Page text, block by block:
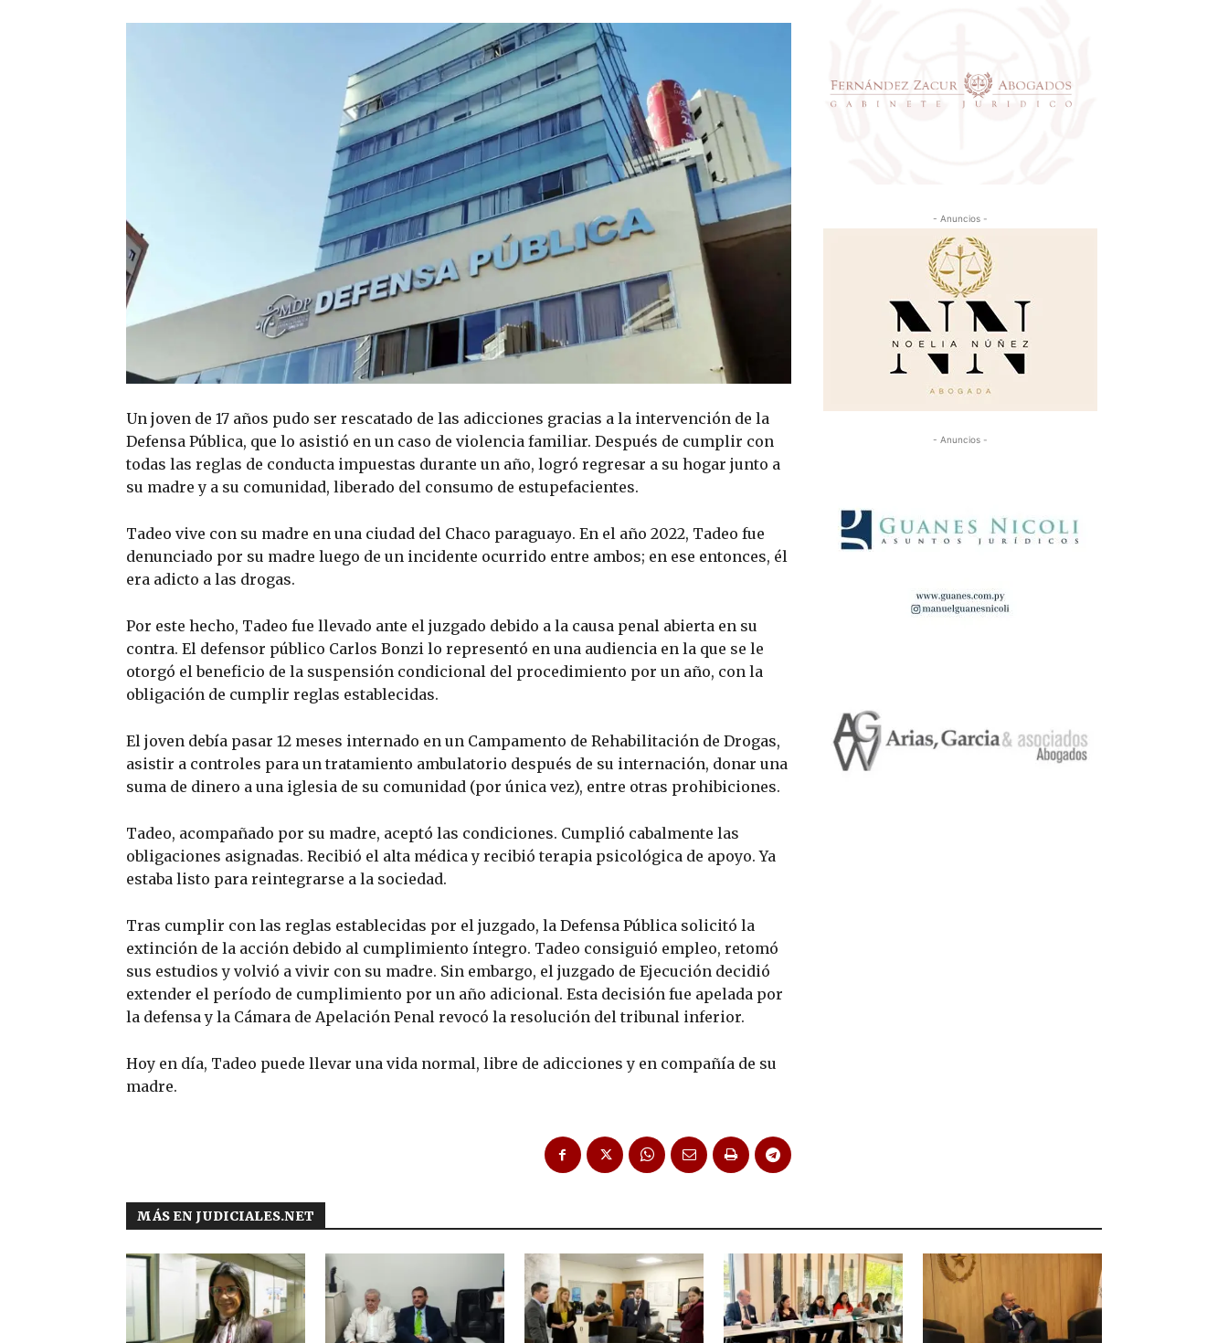
Un joven de 17 años pudo ser rescatado de las adicciones gracias a la intervención de la
Defensa Pública, que lo asistió en un caso de violencia familiar. Después de cumplir con
todas las reglas de conducta impuestas durante un año, logró regresar a su hogar junto a
su madre y a su comunidad, liberado del consumo de estupefacientes.
Tadeo vive con su madre en una ciudad del Chaco paraguayo. En el año 2022, Tadeo fue
denunciado por su madre luego de un incidente ocurrido entre ambos; en ese entonces, él
era adicto a las drogas.
Por este hecho, Tadeo fue llevado ante el juzgado debido a la causa penal abierta en su
contra. El defensor público Carlos Bonzi lo representó en una audiencia en la que se le
otorgó el beneficio de la suspensión condicional del procedimiento por un año, con la
obligación de cumplir reglas establecidas.
El joven debía pasar 12 meses internado en un Campamento de Rehabilitación de Drogas,
asistir a controles para un tratamiento ambulatorio después de su internación, donar una
suma de dinero a una iglesia de su comunidad (por única vez), entre otras prohibiciones.
Tadeo, acompañado por su madre, aceptó las condiciones. Cumplió cabalmente las
obligaciones asignadas. Recibió el alta médica y recibió terapia psicológica de apoyo. Ya
estaba listo para reintegrarse a la sociedad.
Tras cumplir con las reglas establecidas por el juzgado, la Defensa Pública solicitó la
extinción de la acción debido al cumplimiento íntegro. Tadeo consiguió empleo, retomó
sus estudios y volvió a vivir con su madre. Sin embargo, el juzgado de Ejecución decidió
extender el período de cumplimiento por un año adicional. Esta decisión fue apelada por
la defensa y la Cámara de Apelación Penal revocó la resolución del tribunal inferior.
Hoy en día, Tadeo puede llevar una vida normal, libre de adicciones y en compañía de su
madre.
- Anuncios -
- Anuncios -
MÁS EN JUDICIALES.NET